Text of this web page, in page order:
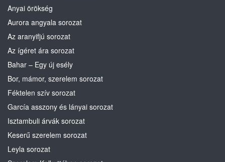
Anyai örökség
Aurora angyala sorozat
Az aranyifjú sorozat
Az ígéret ára sorozat
Bahar – Egy új esély
Bor, mámor, szerelem sorozat
Féktelen szív sorozat
García asszony és lányai sorozat
Isztambuli árvák sorozat
Keserű szerelem sorozat
Leyla sorozat